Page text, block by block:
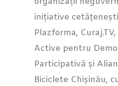
inițiative
Plazforma,
Active pentru
Participativă și
Biciclete Chișinău,